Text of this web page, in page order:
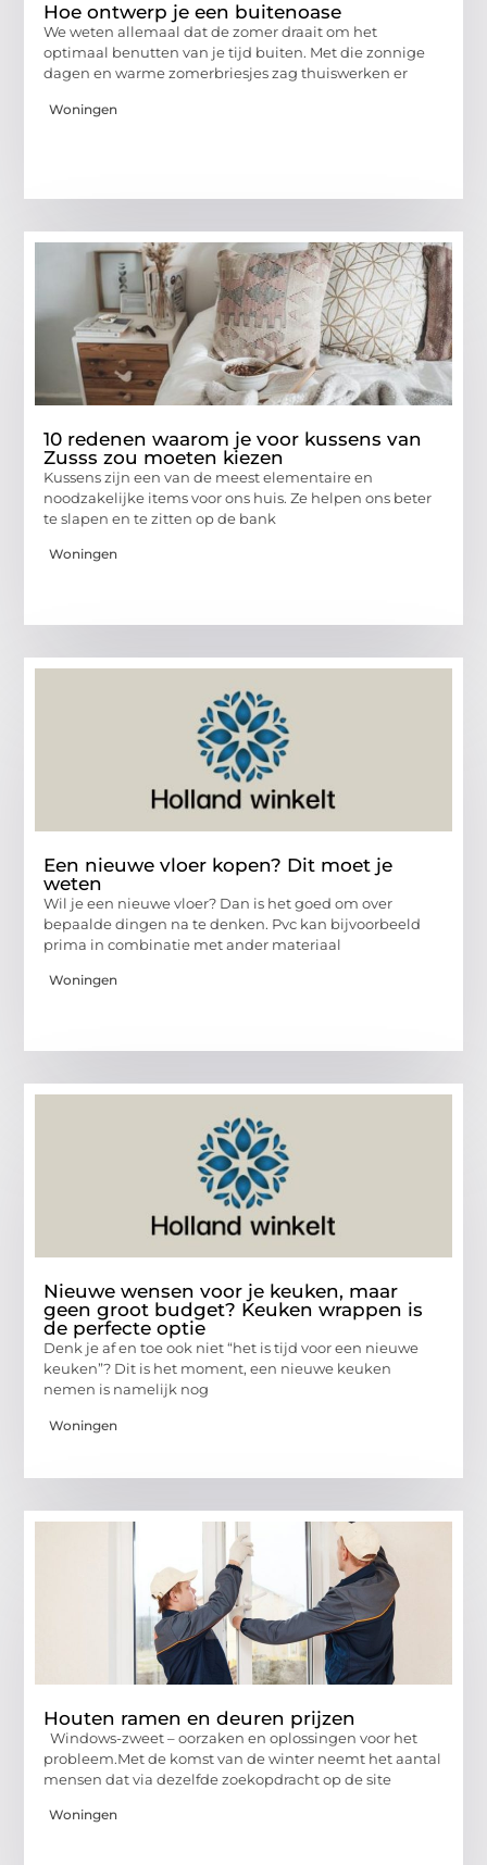
Hoe ontwerp je een buitenoase
We weten allemaal dat de zomer draait om het
optimaal benutten van je tijd buiten. Met die zonnige
dagen en warme zomerbriesjes zag thuiswerken er
Woningen
10 redenen waarom je voor kussens van
Zusss zou moeten kiezen
Kussens zijn een van de meest elementaire en
noodzakelijke items voor ons huis. Ze helpen ons beter
te slapen en te zitten op de bank
Woningen
Een nieuwe vloer kopen? Dit moet je
weten
Wil je een nieuwe vloer? Dan is het goed om over
bepaalde dingen na te denken. Pvc kan bijvoorbeeld
prima in combinatie met ander materiaal
Woningen
Nieuwe wensen voor je keuken, maar
geen groot budget? Keuken wrappen is
de perfecte optie
Denk je af en toe ook niet “het is tijd voor een nieuwe
keuken”? Dit is het moment, een nieuwe keuken
nemen is namelijk nog
Woningen
Houten ramen en deuren prijzen
Windows-zweet – oorzaken en oplossingen voor het
probleem.Met de komst van de winter neemt het aantal
mensen dat via dezelfde zoekopdracht op de site
Woningen